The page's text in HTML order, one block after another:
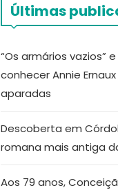
Últimas
“Os armários vazios”
conhecer Annie
aparadas
Descoberta em
romana mais antiga
Aos 79 anos,